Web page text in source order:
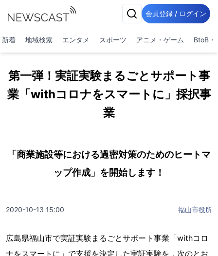
会員登録 / ログイン
新着 地域検索 エンタメ スポーツ アニメ・ゲーム BtoB・
第一弾！実証実験まるごとサポート事
業「withコロナをスマートに」採択事
業
「商業施設等における過密対策のためのヒートマ
ップ作成」を開始します！
2020-10-13 15:00 福山市役所
広島県福山市で実証実験まるごとサポート事業「withコロ
ナをスマートに」で支援を決定した実証実験を，次のとお